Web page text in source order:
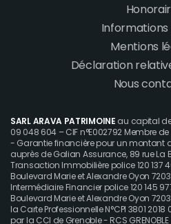
Footer
menu
Informations
Mentions
Déclaration
Nous
SARL ARAVA PATRIMOINE au capital de
09 048 604 – CIF n°E002792 Membre de
- Garantie financière pour un montant
auprès de Galian Assurance, 89 rue La
Transaction Immobilière police 120 137
Boulevard Marie et Alexandre Oyon
Intermédiaire Financier police 120 145
Boulevard Marie et Alexandre Oyon
la Carte Professionnelle N°CPI 3801 2018
par la CCI de Grenoble - RCS